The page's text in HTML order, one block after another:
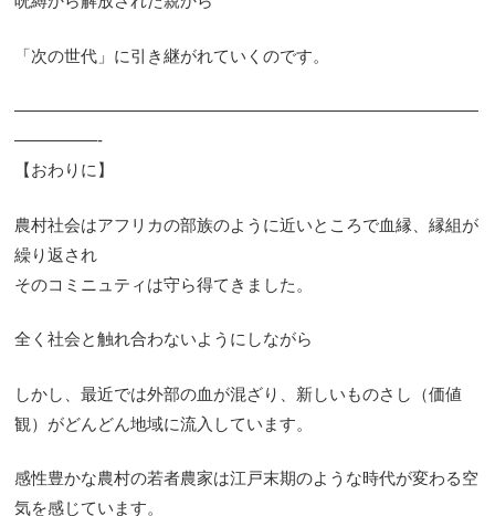
「次の世代」に引き継がれていくのです。
————————————————————————————
—————-
【おわりに】
農村社会はアフリカの部族のように近いところで血縁、縁組が
繰り返され
そのコミニュティは守ら得てきました。
全く社会と触れ合わないようにしながら
しかし、最近では外部の血が混ざり、新しいものさし（価値
観）がどんどん地域に流入しています。
感性豊かな農村の若者農家は江戸末期のような時代が変わる空
気を感じています。